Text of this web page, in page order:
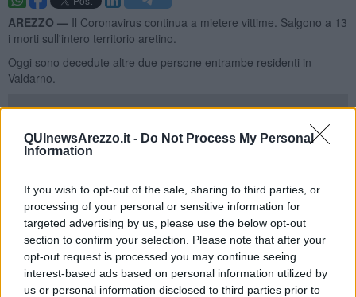
QUInewsArezzo.it - Do Not Process My Personal
Information
If you wish to opt-out of the sale, sharing to third parties, or
processing of your personal or sensitive information for
targeted advertising by us, please use the below opt-out
section to confirm your selection. Please note that after your
opt-out request is processed you may continue seeing
interest-based ads based on personal information utilized by
us or personal information disclosed to third parties prior to
AREZZO — Il Coronavirus continua a mietere vittime. Salgono a 13
i morti sull'intero territorio aretino.
Oggi sono decedute altre due persone entrambe residenti in
Valdarno.
Graziano Gioli, personaggio molto noto nel mondo del calcio
dramma. Appena 17 giorni fa era deceduta Patrizia, moglie di
Graziano Gioli.
In giornata, poi, è morta anche un'altra ospite della Rsa di Bucine.
L'anziana aveva 83 anni ed era tra i degenti del "nefasto" piano 0.
La donna è spirata all'ospedale San Donato di Arezzo dove era
stata ricoverata in seguito all'aggravarsi delle sue condizioni di